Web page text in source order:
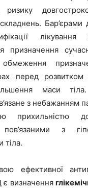
Бар’єрами
призначення
обмеження
перед розвитком
маси тіла.
з небажанням
прихильністю
з
тіла.
ефективної
є визначення